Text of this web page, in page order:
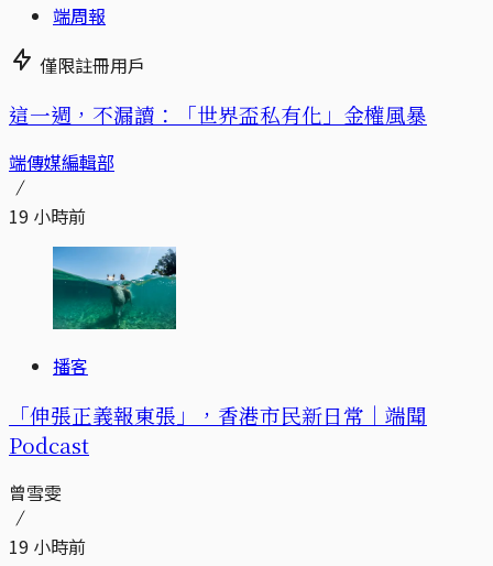
端周報
僅限註冊用戶
這一週，不漏讀：「世界盃私有化」金權風暴
端傳媒編輯部
19 小時前
播客
「伸張正義報東張」，香港市民新日常｜端聞
Podcast
曾雪雯
19 小時前